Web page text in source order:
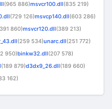
(965 886)msvcr100.dll(835 219)
(729 126)msvcp140.dll(603 286)
860)msvcr120.dll(389 213)
(259 534)unarc.dll(251 772)
950)binkw32.dll(207 578)
(189 879)d3dx9_26.dll(189 660)
162)